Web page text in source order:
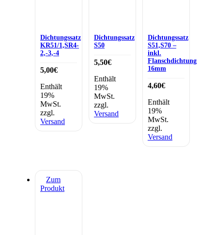
Dichtungssatz
KR51/1,SR4-
2,-3,-4
5,00€
Enthält
19%
MwSt.
zzgl.
Versand
Dichtungssatz
S50
5,50€
Enthält
19%
MwSt.
zzgl.
Versand
Dichtungssatz
S51,S70 –
inkl.
Flanschdichtung
16mm
4,60€
Enthält
19%
MwSt.
zzgl.
Versand
Zum
Produkt